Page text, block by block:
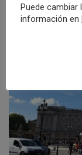
Puede cambiar
información en